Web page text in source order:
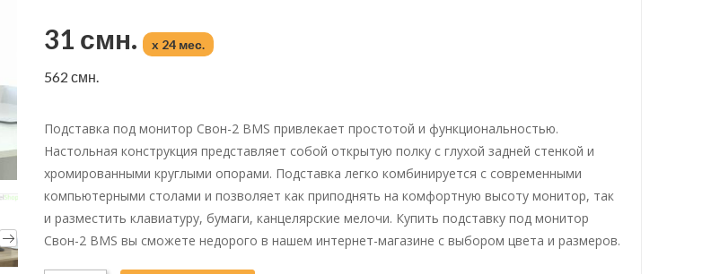
31 смн. x 24 мес.
562 смн.
Подставка под монитор Свон-2 BMS привлекает простотой и функциональностью.
Настольная конструкция представляет собой открытую полку с глухой задней стенкой и
хромированными круглыми опорами. Подставка легко комбинируется с современными
компьютерными столами и позволяет как приподнять на комфортную высоту монитор, так
и разместить клавиатуру, бумаги, канцелярские мелочи. Купить подставку под монитор
Свон-2 BMS вы сможете недорого в нашем интернет-магазине с выбором цвета и размеров.